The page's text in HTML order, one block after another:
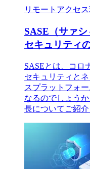
リモートアクセ
SASE（サァ
セキュリティ
SASEとは、コロ
セキュリティと
スプラットフォ
なるのでしょう
長についてご紹介